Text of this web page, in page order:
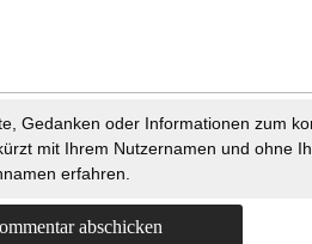
Gedanken oder Informationen zum
mit Ihrem Nutzernamen und ohne
erfahren.